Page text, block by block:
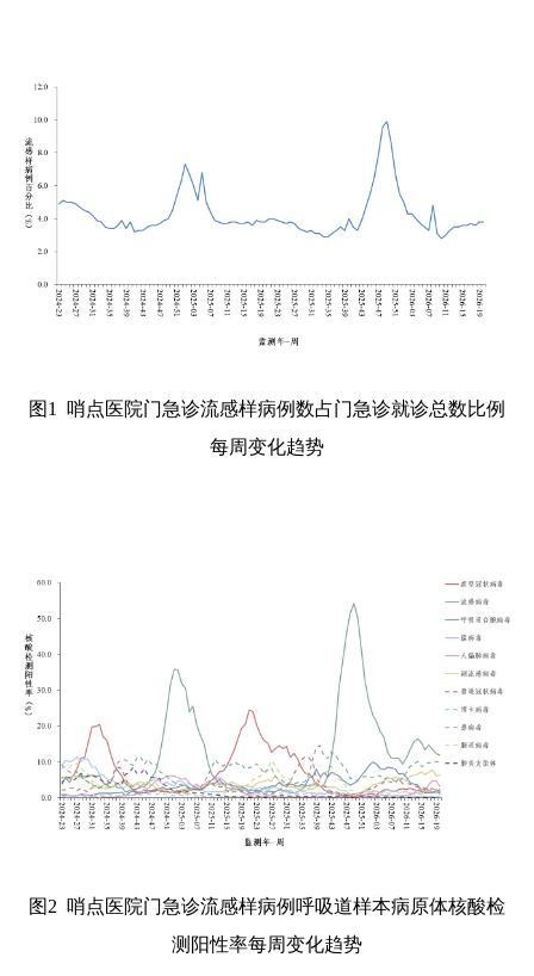
图1
哨点医院门急诊流感样病例数占门急诊就诊总数比例
每周变化趋势
图2 哨点医院门急诊流感样病例呼吸道样本病原体核酸检
测阳性率每周变化趋势